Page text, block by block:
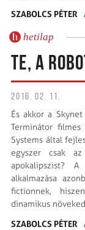
SZABOLCS PÉTER
hetilap
TE, A
2016. 02. 11.
És akkor a
Terminátor filmes
Systems által
egyszer csak
apokalipszist?
alkalmazása
fictionnek,
dinamikus
SZABOLCS PÉTER